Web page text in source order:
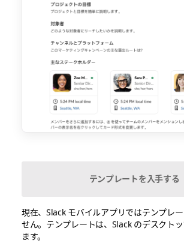
テンプレートを入手する
現在、Slack モバイルアプリではテンプレ
せん。テンプレートは、Slack のデスクト
ます。